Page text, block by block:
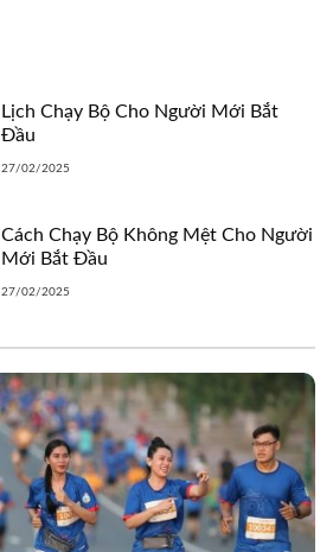
Lịch Chạy Bộ Cho Người Mới Bắt
Đầu
27/02/2025
Cách Chạy Bộ Không Mệt Cho Người
Mới Bắt Đầu
27/02/2025